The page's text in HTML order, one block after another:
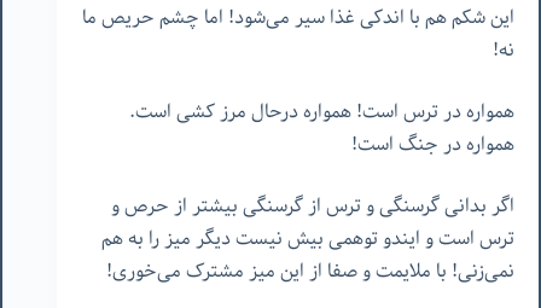
این شکم هم با اندکی غذا سیر می‌شود! اما چشم حریص ما
نه!
همواره در ترس است! همواره درحال مرز کشی است.
همواره در جنگ است!
اگر بدانی گرسنگی و ترس از گرسنگی بیشتر از حرص و
ترس است و ایندو توهمی بیش نیست دیگر میز را به هم
نمی‌زنی! با ملایمت و صفا از این میز مشترک می‌خوری!